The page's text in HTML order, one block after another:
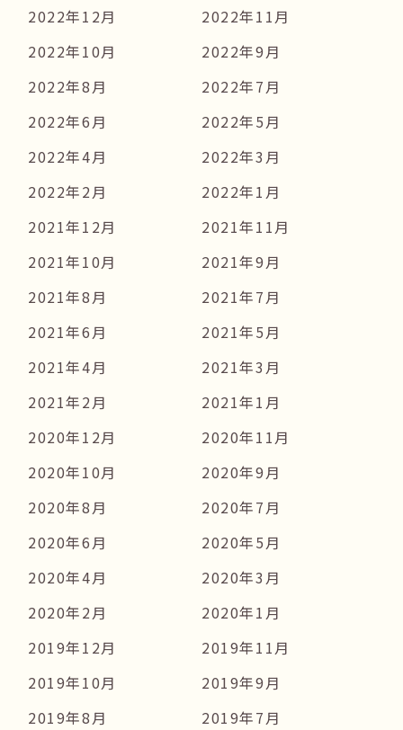
2022年12月
2022年11月
2022年10月
2022年9月
2022年8月
2022年7月
2022年6月
2022年5月
2022年4月
2022年3月
2022年2月
2022年1月
2021年12月
2021年11月
2021年10月
2021年9月
2021年8月
2021年7月
2021年6月
2021年5月
2021年4月
2021年3月
2021年2月
2021年1月
2020年12月
2020年11月
2020年10月
2020年9月
2020年8月
2020年7月
2020年6月
2020年5月
2020年4月
2020年3月
2020年2月
2020年1月
2019年12月
2019年11月
2019年10月
2019年9月
2019年8月
2019年7月